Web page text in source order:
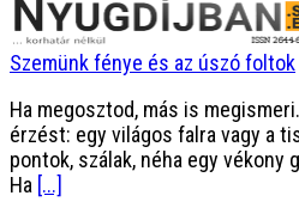
Szemünk fénye és az úszó foltok
Ha megosztod, más is
érzést: egy világos falra vagy a
pontok, szálak, néha egy vékony
Ha [...]